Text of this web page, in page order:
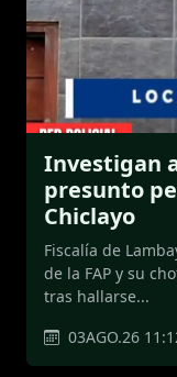
Investigan
presunto
Chiclayo
Fiscalía de
de la FAP y su
tras hallarse...
03AGO.26